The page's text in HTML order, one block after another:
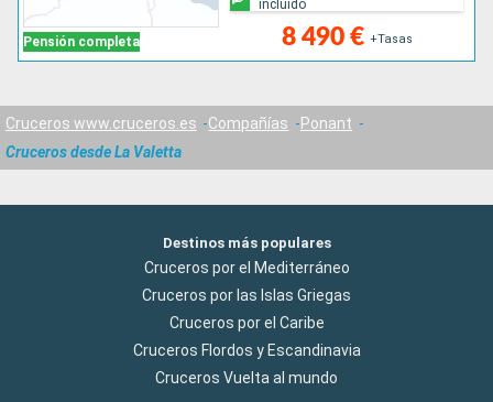
Pensión completa 8 490 € +Tasas
incluido
Cruceros www.cruceros.es Compañías
Ponant
Cruceros desde La Valetta
Destinos más populares
Cruceros por el Mediterráneo
Cruceros por las Islas Griegas
Cruceros por el Caribe
Cruceros Flordos y Escandinavia
Cruceros Vuelta al mundo